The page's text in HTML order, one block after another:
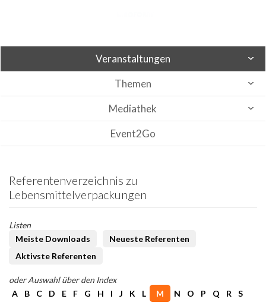
Veranstaltungen
Themen
Mediathek
Event2Go
Referentenverzeichnis zu
Lebensmittelverpackungen
Listen
Meiste Downloads
Neueste Referenten
Aktivste Referenten
oder Auswahl über den Index
A
B C D E F G H I J K L M N O P Q R
S